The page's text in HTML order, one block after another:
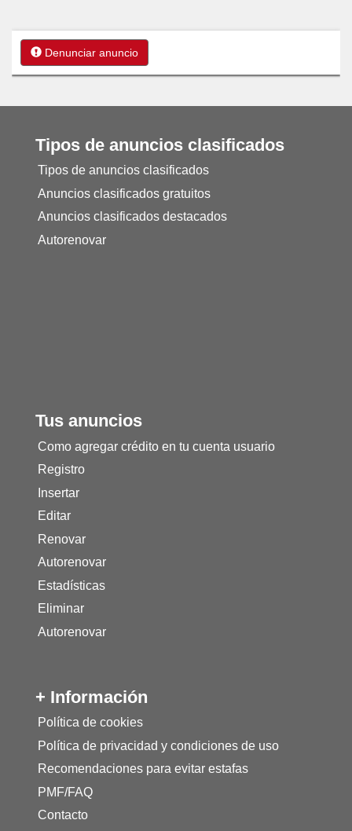
Denunciar anuncio
Tipos de anuncios clasificados
Tipos de anuncios clasificados
Anuncios clasificados gratuitos
Anuncios clasificados destacados
Autorenovar
Tus anuncios
Como agregar crédito en tu cuenta usuario
Registro
Insertar
Editar
Renovar
Autorenovar
Estadísticas
Eliminar
Autorenovar
+ Información
Política de cookies
Política de privacidad y condiciones de uso
Recomendaciones para evitar estafas
PMF/FAQ
Contacto